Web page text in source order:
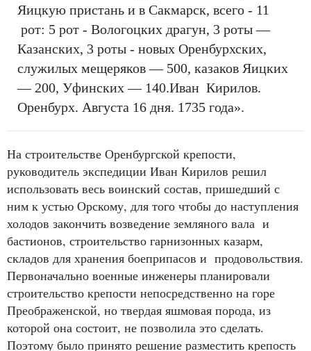
Яицкую пристань и в Сакмарск, всего - 11
рот: 5 рот - Вологоцких драгун, 3 роты —
Казанских, 3 роты - новых Оренбурхских,
служилых мещеряков — 500, казаков Яицких
— 200, Уфинских — 140.Иван Кирилов.
Оренбурх. Августа 16 дня. 1735 года».
На строительстве Оренбургской крепости,
руководитель экспедиции Иван Кирилов решил
использовать весь воинский состав, пришедший с
ним к устью Орскому, для того чтобы до наступления
холодов закончить возведение земляного вала и
бастионов, строительство гарнизонных казарм,
складов для хранения боеприпасов и продовольствия.
Первоначально военные инженеры планировали
строительство крепости непосредственно на горе
Преображенской, но твердая яшмовая порода, из
которой она состоит, не позволила это сделать.
Поэтому было принято решение разместить крепость